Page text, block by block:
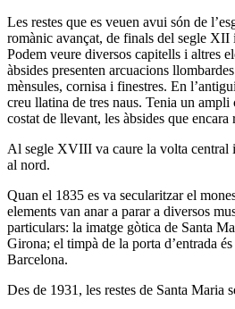
Les restes que es veuen avui són de
romànic avançat, de finals del segle
Podem veure diversos capitells i altres
àbsides presenten arcuacions
mènsules, cornisa i finestres. En
creu llatina de tres naus. Tenia un ampli
costat de llevant, les àbsides que encara
Al segle XVIII va caure la volta central
al nord.
Quan el 1835 es va secularitzar el
elements van anar a parar a diversos
particulars: la imatge gòtica de Santa
Girona; el timpà de la porta d’entrada
Barcelona.
Des de 1931, les restes de Santa Maria